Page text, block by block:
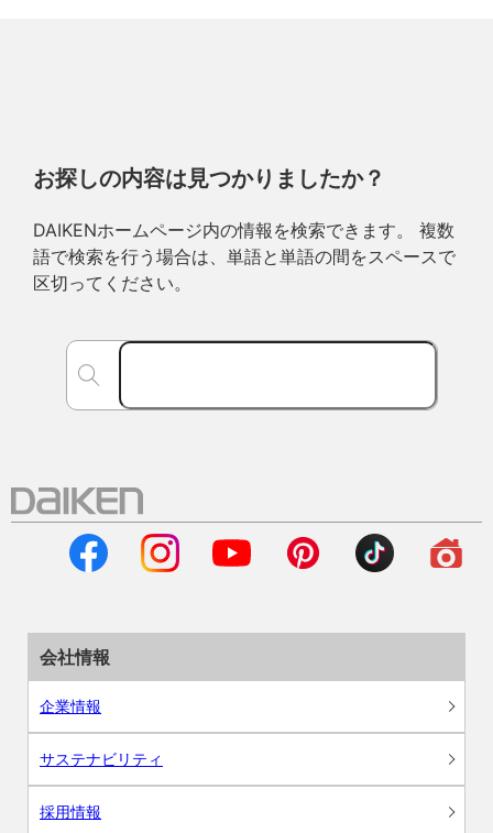
お探しの内容は見つかりましたか？
DAIKENホームページ内の情報を検索できます。 複数
語で検索を行う場合は、単語と単語の間をスペースで
区切ってください。
会社情報
企業情報
サステナビリティ
採用情報